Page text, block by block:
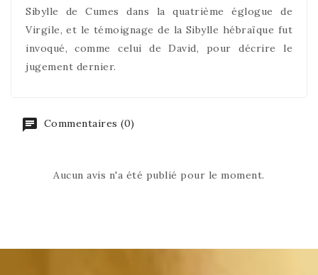
Sibylle de Cumes dans la quatrième églogue de
Virgile, et le témoignage de la Sibylle hébraïque fut
invoqué, comme celui de David, pour décrire le
jugement dernier.
Commentaires (0)
Aucun avis n'a été publié pour le moment.